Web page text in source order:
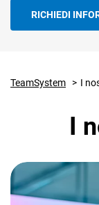
Email Marketing
Financial Solutions
RICHIEDI
TeamSystem I
I